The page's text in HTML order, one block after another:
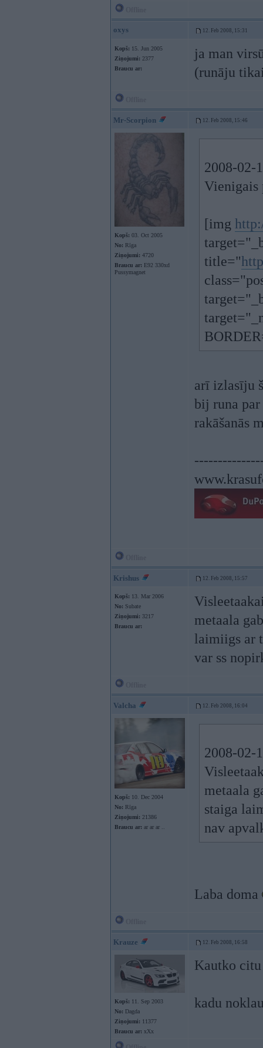
oxys 12. Feb 2008, 15:31
Kopš: 15. Jun 2005
Ziņojumi: 2377
Braucu ar:
ja man
(runāju
Mr-Scorpion 12. Feb 2008, 15:46
Kopš: 03. Oct 2005
No: Rīga
Ziņojumi: 4720
Braucu ar: E92 330xd
Pussymagnet
2008-02-
Vienigais
[img
title="
arī izlasīju
bij runa
rakāšanās
Krishus 12. Feb 2008, 15:57
Kopš: 13. Mar 2006
No: Subate
Ziņojumi: 3217
Braucu ar:
metaala
laimiigs ar
var ss
Valcha 12. Feb 2008, 16:04
Kopš: 10. Dec 2004
No: Rīga
Ziņojumi: 21386
Braucu ar: ar ar ar ..
2008-02-
metaala
staiga
nav
Laba doma
Krauze 12. Feb 2008, 16:58
Kopš: 11. Sep 2003
No: Dagda
Ziņojumi: 11377
Braucu ar: xXx
Kautko
kadu